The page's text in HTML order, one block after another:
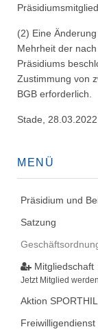
(2) Eine
Mehrheit der
Präsidiums
Zustimmung von
BGB erforderlich.
Stade, 28.03.2022
MENÜ
Präsidium und
Satzung
Mitgliedschaft
Jetzt Mitglied
Aktion
Freiwilligendienst